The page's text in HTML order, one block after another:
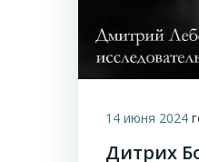
14 июня 2024
Дитрих